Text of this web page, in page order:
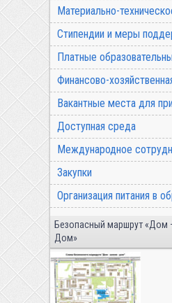
Платные
Доступная среда
Международное
Закупки
Безопасный маршрут
Дом»